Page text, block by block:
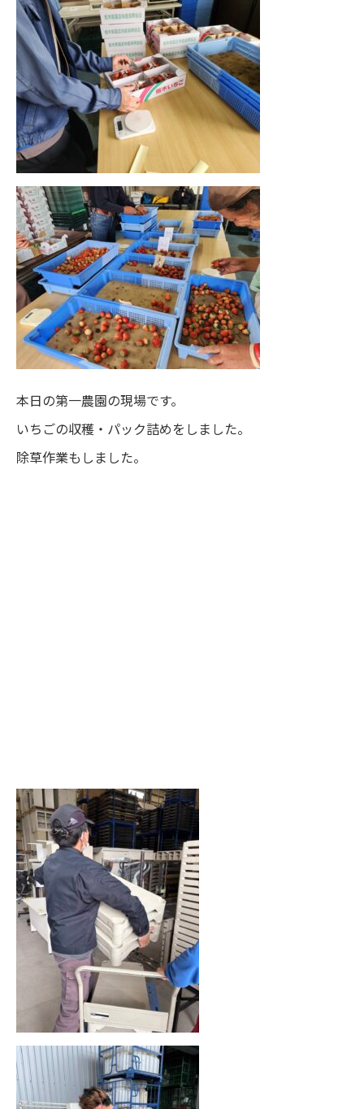
本日の第一農園の現場です。
いちごの収穫・パック詰めをしました。
除草作業もしました。